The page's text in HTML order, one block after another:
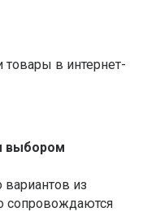
товары в интернет-
выбором
из
сопровождаются